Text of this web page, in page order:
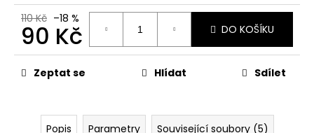
110 Kč –18 %
90 Kč
Měrná
cena:
DO KOŠÍKU
Zeptat se Hlídat Sdílet
Popis Parametry
Související soubory (5)
u
m
e
VENKOVNÍ
NÁSTĚNNÉ